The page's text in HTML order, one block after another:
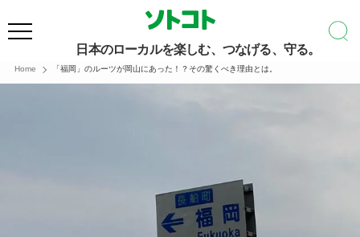
日本のローカルを楽しむ、つなげる、守る。
Home 「福岡」のルーツが岡山にあった！？その驚くべき理由とは。